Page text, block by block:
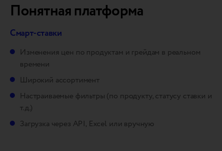
Понятная платформа
Смарт-ставки
Изменения цен по продуктам и грейдам в реальном
времени
Широкий ассортимент
Настраиваемые фильтры (по продукту, статусу ставки и
т.д.)
Загрузка через API, Excel или вручную